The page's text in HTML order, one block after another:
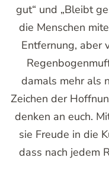
gut“ und „Bleibt
die Menschen
Entfernung, aber
damals mehr als
Zeichen der
denken an euch.
sie Freude in die
dass nach jedem